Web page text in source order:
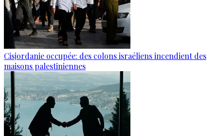
Cisjordanie occupée: des colons israéliens incendient des
maisons palestiniennes